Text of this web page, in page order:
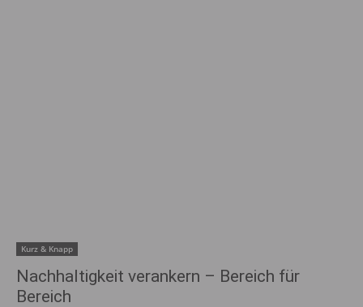
Kurz & Knapp
Nachhaltigkeit verankern – Bereich für
Bereich